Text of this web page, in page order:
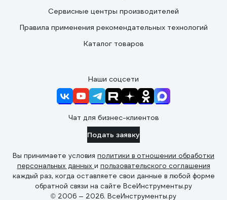
Сервисные центры производителей
Правила применения рекомендательных технологий
Каталог товаров
Наши соцсети
Чат для бизнес-клиентов
Подать заявку
Вы принимаете условия политики в отношении обработки
персональных данных и пользовательского соглашения
каждый раз, когда оставляете свои данные в любой форме
обратной связи на сайте ВсеИнструменты.ру
© 2006 — 2026. ВсеИнструменты.ру